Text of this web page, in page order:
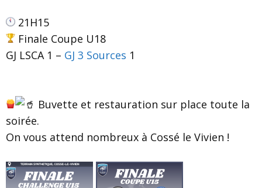
21H15
Finale Coupe U18
GJ LSCA 1 – GJ 3 Sources 1
Buvette et restauration sur place toute la
soirée.
On vous attend nombreux à Cossé le Vivien !